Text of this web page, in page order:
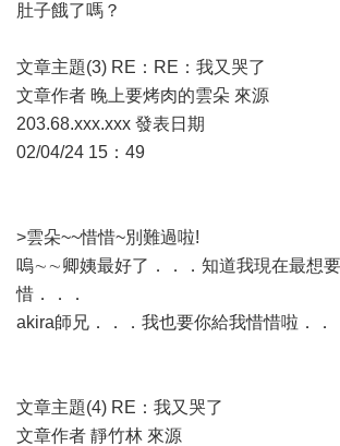
肚子餓了嗎？
文章主題(3) RE：RE：我又哭了
文章作者 晚上要烤肉的雲朵 來源
203.68.xxx.xxx 發表日期
02/04/24 15：49
>雲朵~~惜惜~別難過啦!
嗚∼∼卿姨最好了．．．知道我現在最想
惜．．．
akira師兄．．．我也要你給我惜惜啦．
文章主題(4) RE：我又哭了
文章作者 靜竹林 來源